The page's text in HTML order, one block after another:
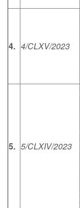
4. 4/CLXV/2023
5. 5/CLXIV/2023